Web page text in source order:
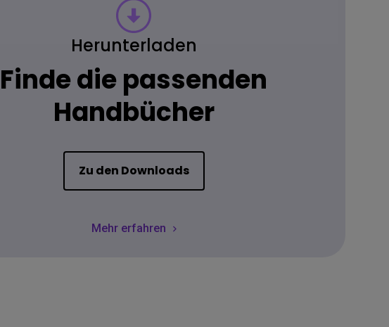
Herunterladen
Finde die passenden
Handbücher
Zu den Downloads
Mehr erfahren